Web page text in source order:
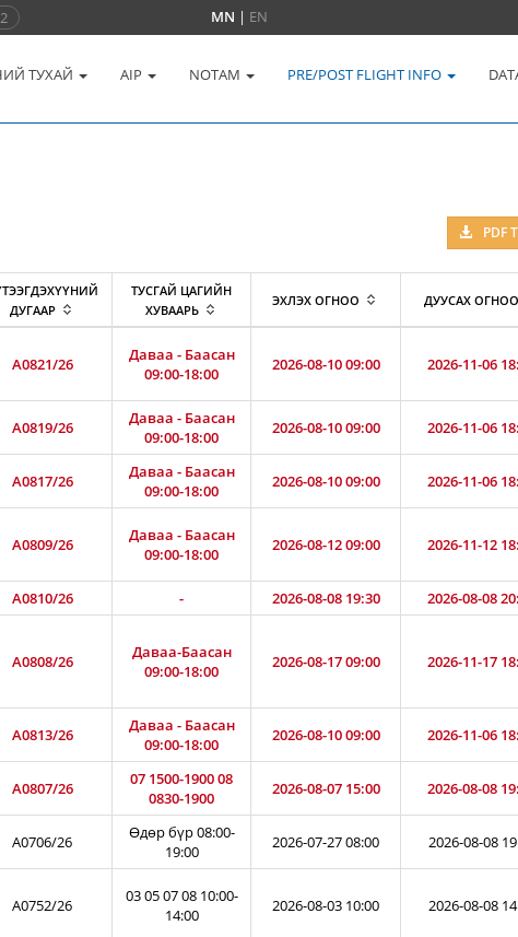
MN | EN
ТУХАЙ AIP NOTAM PRE/POST FLIGHT INFO
PDF
ДУГААР
ТУСГАЙ ЦАГИЙН
ХУВААРЬ
ЭХЛЭХ ОГНОО ДУУСАХ ОГНОО
A0821/26
Даваа - Баасан
09:00-18:00
2026-08-10 09:00 2026-11-06
A0819/26
Даваа - Баасан
09:00-18:00
2026-08-10 09:00 2026-11-06
A0817/26
Даваа - Баасан
09:00-18:00
2026-08-10 09:00 2026-11-06
A0809/26
Даваа - Баасан
09:00-18:00
2026-08-12 09:00 2026-11-12
A0810/26 - 2026-08-08 19:30 2026-08-08
A0808/26
Даваа-Баасан
09:00-18:00
2026-08-17 09:00 2026-11-17
A0813/26
Даваа - Баасан
09:00-18:00
2026-08-10 09:00 2026-11-06
A0807/26
07 1500-1900 08
0830-1900
2026-08-07 15:00 2026-08-08
A0706/26
Өдөр бүр 08:00-
19:00
2026-07-27 08:00 2026-08-08
A0752/26
03 05 07 08 10:00-
14:00
2026-08-03 10:00 2026-08-08